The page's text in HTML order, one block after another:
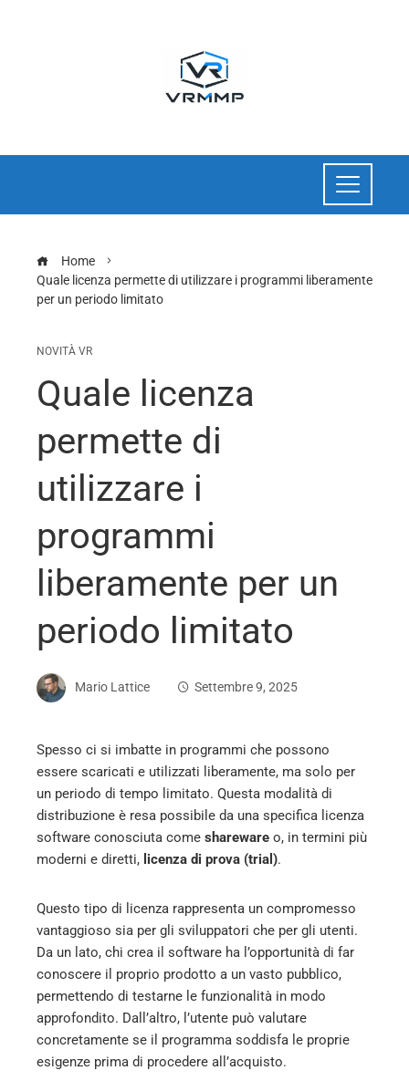
Home
Quale licenza permette di utilizzare i programmi liberamente
per un periodo limitato
NOVITÀ VR
Quale licenza
permette di
utilizzare i
programmi
liberamente per un
periodo limitato
Mario Lattice Settembre 9, 2025
Spesso ci si imbatte in programmi che possono
essere scaricati e utilizzati liberamente, ma solo per
un periodo di tempo limitato. Questa modalità di
distribuzione è resa possibile da una specifica licenza
software conosciuta come shareware o, in termini più
moderni e diretti, licenza di prova (trial).
Questo tipo di licenza rappresenta un compromesso
vantaggioso sia per gli sviluppatori che per gli utenti.
Da un lato, chi crea il software ha l’opportunità di far
conoscere il proprio prodotto a un vasto pubblico,
permettendo di testarne le funzionalità in modo
approfondito. Dall’altro, l’utente può valutare
concretamente se il programma soddisfa le proprie
esigenze prima di procedere all’acquisto.